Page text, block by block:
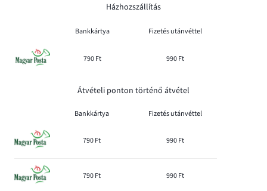
Házhozszállítás
Bankkártya Fizetés utánvéttel
790 Ft 990 Ft
Átvételi ponton történő átvétel
Bankkártya Fizetés utánvéttel
790 Ft 990 Ft
790 Ft 990 Ft